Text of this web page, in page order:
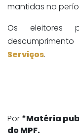
mantidas no
Os eleitores
Serviços.
Por *Matéria
do MPF.